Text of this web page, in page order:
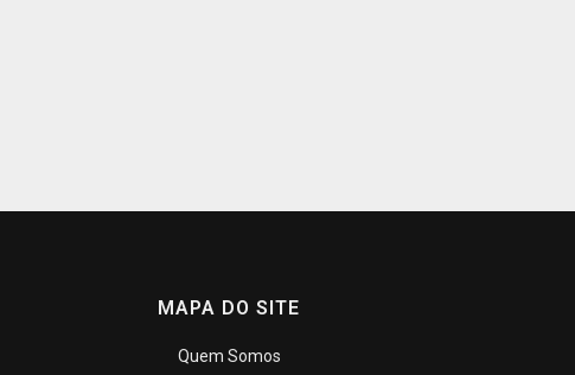
MAPA DO SITE
Quem Somos